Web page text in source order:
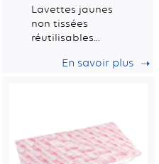
Lavettes jaunes
non tissées
réutilisables
En savoir plus